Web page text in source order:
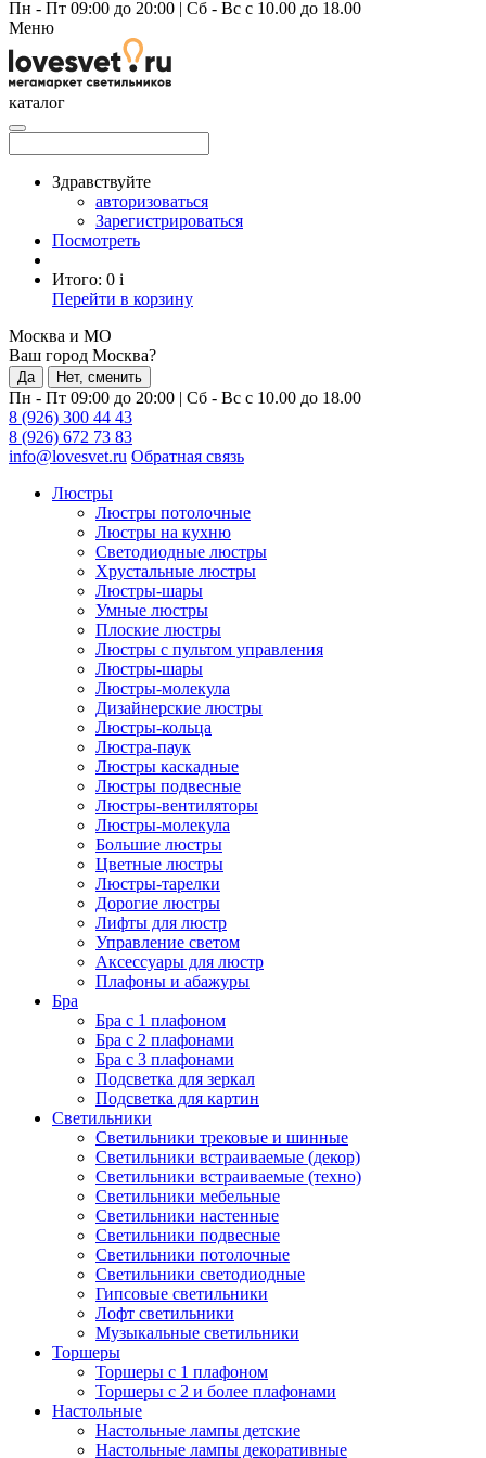
Пн - Пт 09:00 до 20:00 | Сб - Вс с 10.00 до 18.00
Меню
каталог
Здравствуйте
авторизоваться
Зарегистрироваться
Посмотреть
Итого: 0 i
Перейти в корзину
Москва и МО
Ваш город Москва?
Да Нет, сменить
Пн - Пт 09:00 до 20:00 | Сб - Вс с 10.00 до 18.00
8 (926) 300 44 43
8 (926) 672 73 83
info@lovesvet.ru Обратная связь
Люстры
Люстры потолочные
Люстры на кухню
Светодиодные люстры
Хрустальные люстры
Люстры-шары
Умные люстры
Плоские люстры
Люстры с пультом управления
Люстры-шары
Люстры-молекула
Дизайнерские люстры
Люстры-кольца
Люстра-паук
Люстры каскадные
Люстры подвесные
Люстры-вентиляторы
Люстры-молекула
Большие люстры
Цветные люстры
Люстры-тарелки
Дорогие люстры
Лифты для люстр
Управление светом
Аксессуары для люстр
Плафоны и абажуры
Бра
Бра с 1 плафоном
Бра с 2 плафонами
Бра с 3 плафонами
Подсветка для зеркал
Подсветка для картин
Светильники
Светильники трековые и шинные
Светильники встраиваемые (декор)
Светильники встраиваемые (техно)
Светильники мебельные
Светильники настенные
Светильники подвесные
Светильники потолочные
Светильники светодиодные
Гипсовые светильники
Лофт светильники
Музыкальные светильники
Торшеры
Торшеры с 1 плафоном
Торшеры с 2 и более плафонами
Настольные
Настольные лампы детские
Настольные лампы декоративные